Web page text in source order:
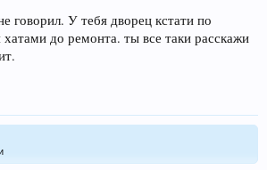
За шесть лет я переезжал четыре
"культурный питерский курятник"что
благо умею и организовать и сам
каждый раз ну весьма не радовали. А в
Что зарплаты стояли или вяло ползли
знаешь.
бы прямой покупки- ну имел бы десяток
говорил. У тебя дворец кстати по
до ремонта. ты все таки расскажи